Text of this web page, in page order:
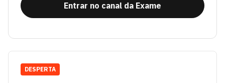
Entrar no canal da Exame
DESPERTA